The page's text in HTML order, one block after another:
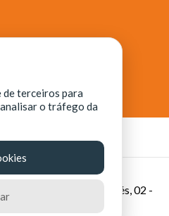
- Fundação de Ciência,
- Rua dos Tremembés, 02 -
de terceiros para
o tráfego da